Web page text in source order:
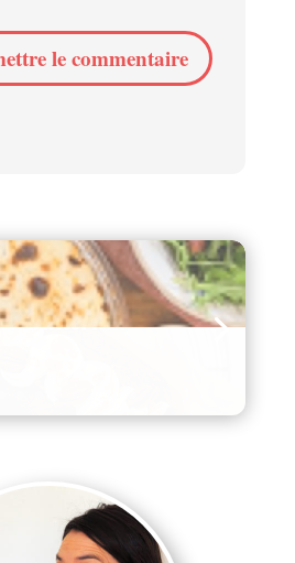
le commentaire
parmentier de
canard